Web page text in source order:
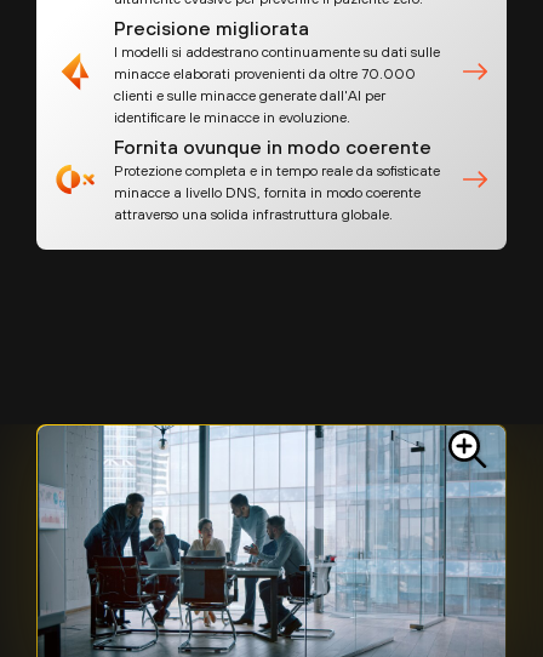
Precisione migliorata
I modelli si addestrano continuamente su dati sulle
minacce elaborati provenienti da oltre 70.000
clienti e sulle minacce generate dall'AI per
identificare le minacce in evoluzione.
Fornita ovunque in modo coerente
Protezione completa e in tempo reale da sofisticate
minacce a livello DNS, fornita in modo coerente
attraverso una solida infrastruttura globale.